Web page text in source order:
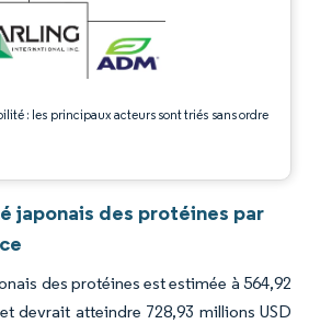
: les principaux acteurs sont triés sans ordre
japonais des protéines par
des protéines est estimée à 564,92
devrait atteindre 728,93 millions USD